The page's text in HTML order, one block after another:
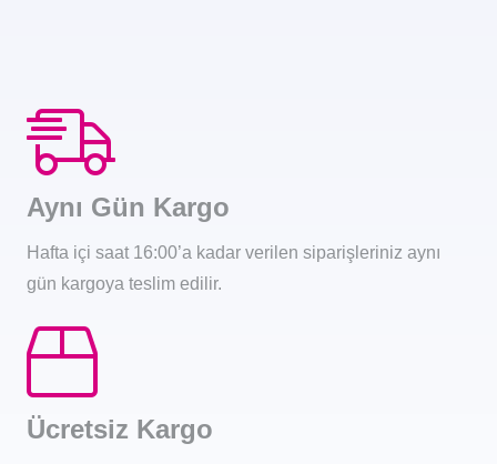
Aynı Gün Kargo
Hafta içi saat 16:00’a kadar verilen siparişleriniz aynı
gün kargoya teslim edilir.
Ücretsiz Kargo